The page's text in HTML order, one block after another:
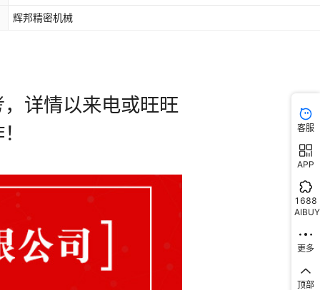
辉邦精密机械
客服
APP
1688
AIBUY
更多
顶部